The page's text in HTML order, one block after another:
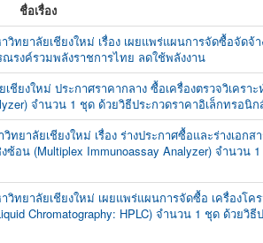
ชื่อเรื่อง
ทยาลัยเชียงใหม่ เรื่อง เผยแพร่แผนการจัดซื้อจัดจ้า
รงค์รวมพลังราชการไทย ลดใช้พลังงาน
ยงใหม่ ประกาศราคากลาง ซื้อเครื่องตรวจวิเครา
จำนวน 1 ชุด ด้วยวิธีประกวดราคาอิเล็กทรอนิก
ยาลัยเชียงใหม่ เรื่อง ร่างประกาศซื้อและร่างเอกส
อน (Multiplex Immunoassay Analyzer) จำนวน
ทยาลัยเชียงใหม่ เผยแพร่แผนการจัดซื้อ เครื่องโค
Chromatography: HPLC) จำนวน 1 ชุด ด้วยวิธี